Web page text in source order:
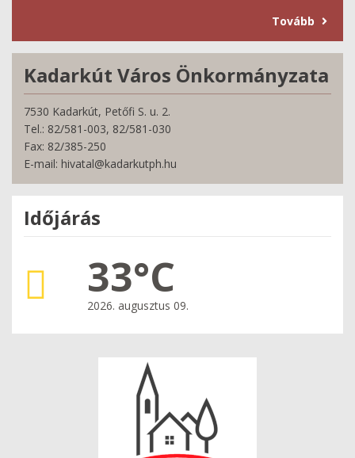
Tovább
Kadarkút Város Önkormányzata
7530 Kadarkút, Petőfi S. u. 2.
Tel.: 82/581-003, 82/581-030
Fax: 82/385-250
E-mail: hivatal@kadarkutph.hu
Időjárás
33°C
2026. augusztus 09.